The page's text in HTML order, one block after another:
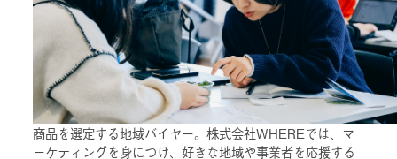
商品を選定する地域バイヤー。株式会社WHEREでは、マ
ーケティングを身につけ、好きな地域や事業者を応援する